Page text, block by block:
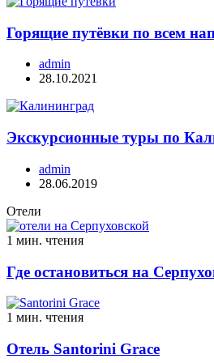
Горящие путёвки по всем
admin
28.10.2021
Экскурсионные туры по
admin
28.06.2019
Отели
1 мин. чтения
Где остановиться на
1 мин. чтения
Отель Santorini Grace